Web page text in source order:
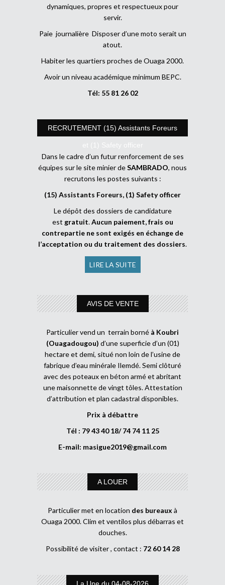
dynamiques, propres et respectueux pour
servir.
Paie journalière Disposer d’une moto serait un
atout.
Habiter les quartiers proches de Ouaga 2000.
Avoir un niveau académique minimum BEPC.
Tél: 55 81 26 02
RECRUTEMENT (15) Assistants Foreurs
et (1) Safety officer
Dans le cadre d’un futur renforcement de ses
équipes sur le site minier deSAMBRADO, nous
recrutons les postes suivants :
(15) Assistants Foreurs, (1) Safety officer
Le dépôt des dossiers de candidature
est gratuit.Aucun paiement, frais ou
contrepartie ne sont exigés en échange de
l’acceptation ou du traitement des dossiers.
LIRE LA SUITE
AVIS DE VENTE
Particulier vend un terrain borné à Koubri
(Ouagadougou) d’une superficie d’un (01)
hectare et demi, situé non loin de l’usine de
fabrique d’eau minérale Ilemdé. Semi clôturé
avec des poteaux en béton armé et abritant
une maisonnette de vingt tôles. Attestation
d’attribution et plan cadastral disponibles.
Prix à débattre
Tél : 79 43 40 18/ 74 74 11 25
E-mail: masigue2019@gmail.com
A LOUER
Particulier met en location des bureaux à
Ouaga 2000. Clim et ventilos plus débarras et
douches.
Possibilité de visiter , contact : 72 60 14 28
La Une du 04-08-2026